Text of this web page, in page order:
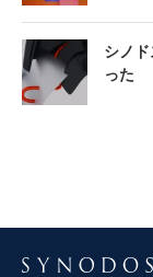
シノ
った